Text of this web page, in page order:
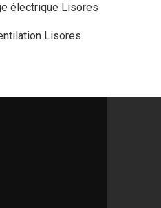
électrique Lisores
Lisores